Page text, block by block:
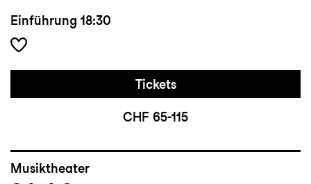
Einführung 18:30
Tickets
CHF 65-115
Musiktheater